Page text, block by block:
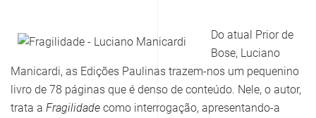
Do atual Prior de
Bose, Luciano
Manicardi, as Edições Paulinas trazem-nos um pequenino
livro de 78 páginas que é denso de conteúdo. Nele, o autor,
trata a Fragilidade como interrogação, apresentando-a